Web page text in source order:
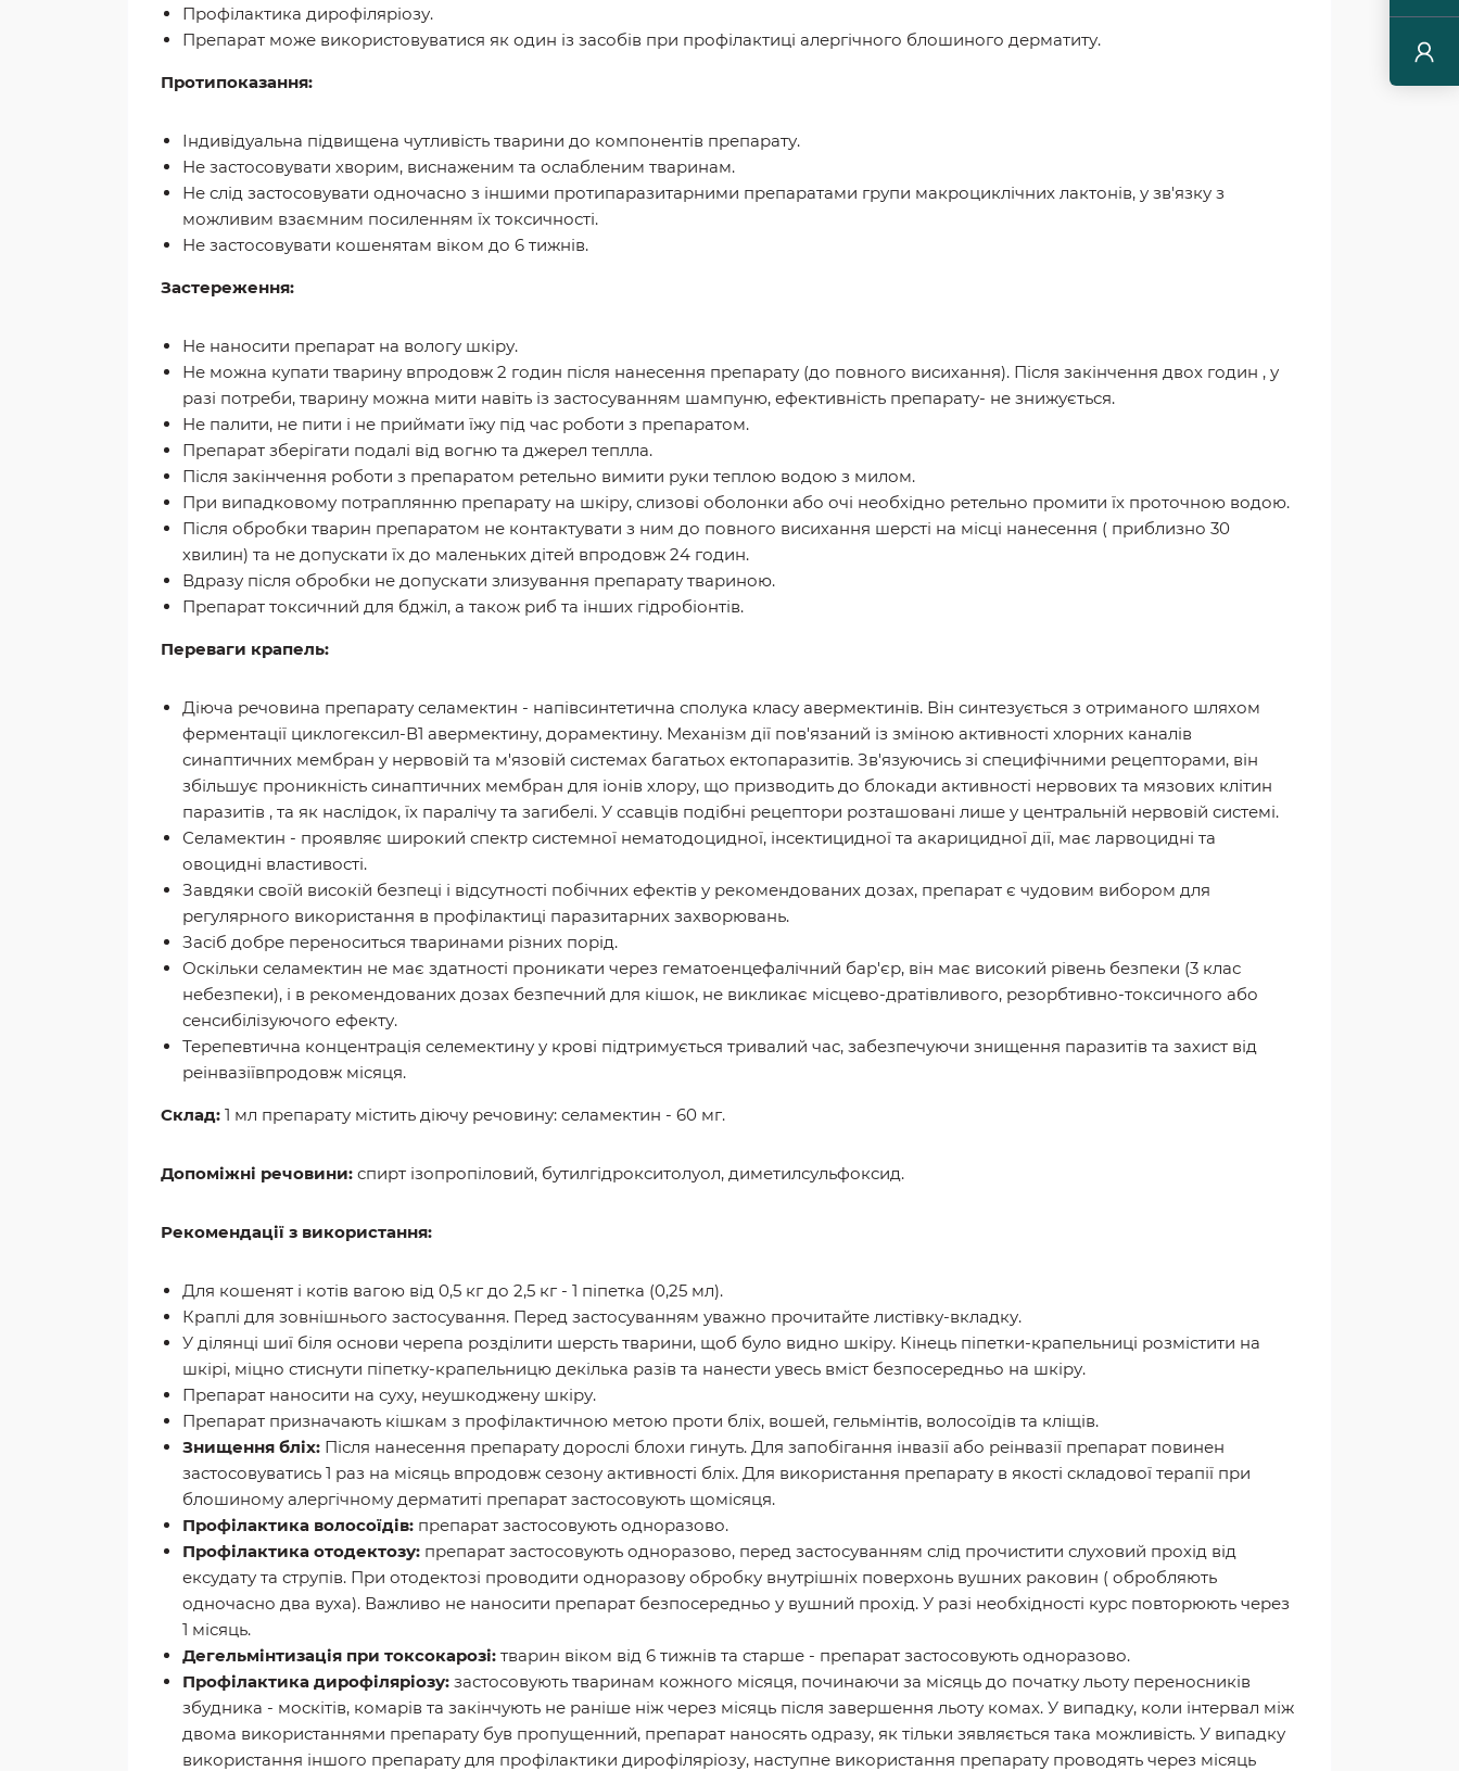
Профілактика дирофіляріозу.
Препарат може використовуватися як один із засобів при профілактиці алергічного блошиного дерматиту.
Протипоказання:
Індивідуальна підвищена чутливість тварини до компонентів препарату.
Не застосовувати хворим, виснаженим та ослабленим тваринам.
Не слід застосовувати одночасно з іншими протипаразитарними препаратами групи макроциклічних лактонів, у зв'язку з
можливим взаємним посиленням їх токсичності.
Не застосовувати кошенятам віком до 6 тижнів.
Застереження:
Не наносити препарат на вологу шкіру.
Не можна купати тварину впродовж 2 годин після нанесення препарату (до повного висихання). Після закінчення двох годин , у
разі потреби, тварину можна мити навіть із застосуванням шампуню, ефективність препарату- не знижується.
Не палити, не пити і не приймати їжу під час роботи з препаратом.
Препарат зберігати подалі від вогню та джерел теплла.
Після закінчення роботи з препаратом ретельно вимити руки теплою водою з милом.
При випадковому потраплянню препарату на шкіру, слизові оболонки або очі необхідно ретельно промити їх проточною водою.
Після обробки тварин препаратом не контактувати з ним до повного висихання шерсті на місці нанесення ( приблизно 30
хвилин) та не допускати їх до маленьких дітей впродовж 24 годин.
Вдразу після обробки не допускати злизування препарату твариною.
Препарат токсичний для бджіл, а також риб та інших гідробіонтів.
Переваги крапель:
Діюча речовина препарату селамектин - напівсинтетична сполука класу авермектинів. Він синтезується з отриманого шляхом
ферментації циклогексил-В1 авермектину, дорамектину. Механізм дії пов'язаний із зміною активності хлорних каналів
синаптичних мембран у нервовій та м'язовій системах багатьох ектопаразитів. Зв'язуючись зі специфічними рецепторами, він
збільшує проникність синаптичних мембран для іонів хлору, що призводить до блокади активності нервових та мязових клітин
паразитів , та як наслідок, їх паралічу та загибелі. У ссавців подібні рецептори розташовані лише у центральній нервовій системі.
Селамектин - проявляє широкий спектр системної нематодоцидної, інсектицидної та акарицидної дії, має ларвоцидні та
овоцидні властивості.
Завдяки своїй високій безпеці і відсутності побічних ефектів у рекомендованих дозах, препарат є чудовим вибором для
регулярного використання в профілактиці паразитарних захворювань.
Засіб добре переноситься тваринами різних порід.
Оскільки селамектин не має здатності проникати через гематоенцефалічний бар'єр, він має високий рівень безпеки (3 клас
небезпеки), і в рекомендованих дозах безпечний для кішок, не викликає місцево-дратівливого, резорбтивно-токсичного або
сенсибілізуючого ефекту.
Терепевтична концентрація селемектину у крові підтримується тривалий час, забезпечуючи знищення паразитів та захист від
реінвазіївпродовж місяця.
Склад: 1 мл препарату містить діючу речовину: селамектин - 60 мг.
Допоміжні речовини: спирт ізопропіловий, бутилгідрокситолуол, диметилсульфоксид.
Рекомендації з використання:
Для кошенят і котів вагою від 0,5 кг до 2,5 кг - 1 піпетка (0,25 мл).
Краплі для зовнішнього застосування. Перед застосуванням уважно прочитайте листівку-вкладку.
У ділянці шиї біля основи черепа розділити шерсть тварини, щоб було видно шкіру. Кінець піпетки-крапельниці розмістити на
шкірі, міцно стиснути піпетку-крапельницю декілька разів та нанести увесь вміст безпосередньо на шкіру.
Препарат наносити на суху, неушкоджену шкіру.
Препарат призначають кішкам з профілактичною метою проти бліх, вошей, гельмінтів, волосоїдів та кліщів.
Знищення бліх: Після нанесення препарату дорослі блохи гинуть. Для запобігання інвазії або реінвазії препарат повинен
застосовуватись 1 раз на місяць впродовж сезону активності бліх. Для використання препарату в якості складової терапії при
блошиному алергічному дерматиті препарат застосовують щомісяця.
Профілактика волосоїдів: препарат застосовують одноразово.
Профілактика отодектозу: препарат застосовують одноразово, перед застосуванням слід прочистити слуховий прохід від
ексудату та струпів. При отодектозі проводити одноразову обробку внутрішніх поверхонь вушних раковин ( обробляють
одночасно два вуха). Важливо не наносити препарат безпосередньо у вушний прохід. У разі необхідності курс повторюють через
1 місяць.
Дегельмінтизація при токсокарозі: тварин віком від 6 тижнів та старше - препарат застосовують одноразово.
Профілактика дирофіляріозу: застосовують тваринам кожного місяця, починаючи за місяць до початку льоту переносників
збудника - москітів, комарів та закінчують не раніше ніж через місяць після завершення льоту комах. У випадку, коли інтервал між
двома використаннями препарату був пропущенний, препарат наносять одразу, як тільки зявляється така можливість. У випадку
використання іншого препарату для профілактики дирофіляріозу, наступне використання препарату проводять через місяць